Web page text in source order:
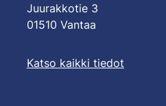
Juurakkotie 3
01510 Vantaa
Katso kaikki tiedot